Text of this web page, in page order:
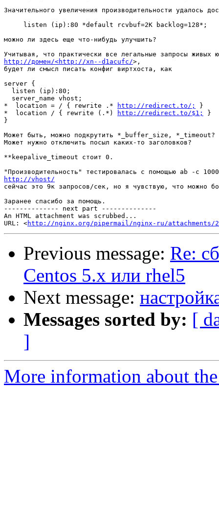
Значительного увеличения производительности удалось
     listen (ip):80 *default rcvbuf=2K backlog=128*;
можно ли здесь еще что-нибудь улучшить?
http://домен/<http://xn--d1acufc/>,
будет ли смысл писать конфиг виртхоста, как
server {
  listen (ip):80;
  server_name vhost;
*  location = / { rewrite .*
http://redirect.to/;
}
*  location / { rewrite (.*)
http://redirect.to/$1;
}
}
Может быть, можно подкрутить *_buffer_size, *_timeout?
Может нужно отключить посыл каких-то заголовков?
**keepalive_timeout стоит 0.
http://vhost/
сейчас это 9к запросов/сек, но я чувствую, что можно
Заранее спасибо за помощь.
-------------- next part --------------
An HTML attachment was scrubbed...
URL: <http://nginx.org/pipermail/nginx-ru/attachments/
Previous message: Re:
Centos 5.x или rhel5
Next message:
Messages sorted by: [
]
More information about